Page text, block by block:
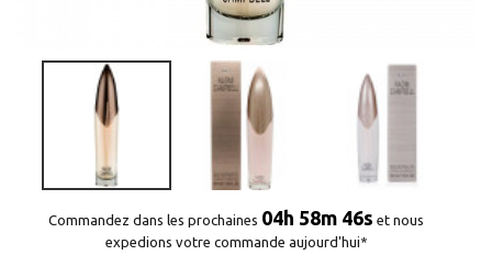
Commandez dans les prochaines 04h 58m 46s et nous
expedions votre commande aujourd'hui*